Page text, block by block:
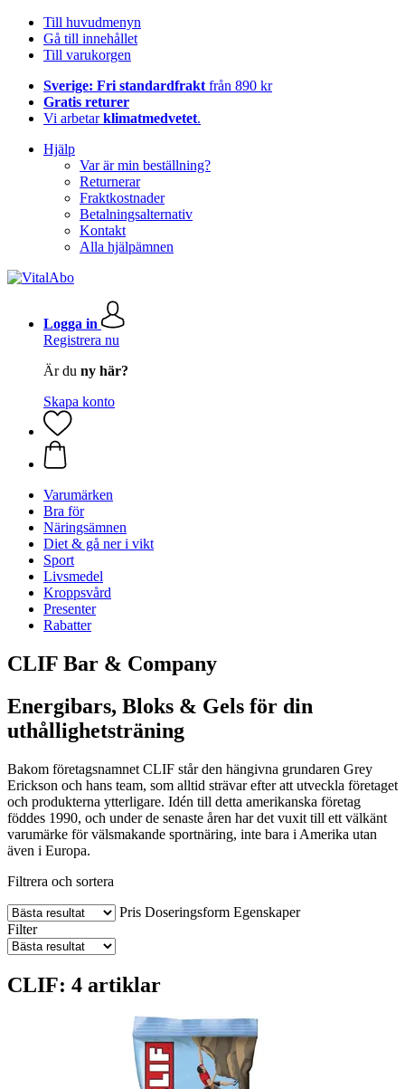
Till huvudmenyn
Gå till innehållet
Till varukorgen
Sverige: Fri standardfrakt från 890 kr
Gratis returer
Vi arbetarklimatmedvetet.
Hjälp
Var är min beställning?
Returnerar
Fraktkostnader
Betalningsalternativ
Kontakt
Alla hjälpämnen
Logga in
Registrera nu
Är du ny här?
Skapa konto
Varumärken
Bra för
Näringsämnen
Diet & gå ner i vikt
Sport
Livsmedel
Kroppsvård
Presenter
Rabatter
CLIF Bar & Company
Energibars, Bloks & Gels för din
uthållighetsträning
Bakom företagsnamnet CLIF står den hängivna grundaren Grey
Erickson och hans team, som alltid strävar efter att utveckla företaget
och produkterna ytterligare. Idén till detta amerikanska företag
föddes 1990, och under de senaste åren har det vuxit till ett välkänt
varumärke för välsmakande sportnäring, inte bara i Amerika utan
även i Europa.
Filtrera och sortera
Pris Doseringsform Egenskaper
Filter
CLIF: 4 artiklar